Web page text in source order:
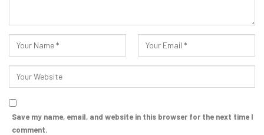
Save my name, email, and website in this browser for the next time I
comment.